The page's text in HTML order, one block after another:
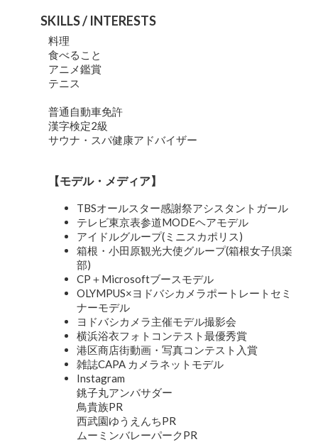
SKILLS / INTERESTS
料理
食べること
アニメ鑑賞
テニス
普通自動車免許
漢字検定2級
サウナ・スパ健康アドバイザー
【モデル・メディア】
TBSオールスター感謝祭アシスタントガール
テレビ東京表参道MODEヘアモデル
アイドルグループ(ミニスカポリス)
箱根・小田原観光大使グループ(箱根女子倶楽
部)
CP＋Microsoftブースモデル
OLYMPUS×ヨドバシカメラポートレートセミ
ナーモデル
ヨドバシカメラ主催モデル撮影会
横浜浴衣フォトコンテスト最優秀賞
港区商店街動画・写真コンテスト入賞
雑誌CAPA カメラネットモデル
Instagram
銚子丸アンバサダー
鳥貴族PR
西武園ゆうえんちPR
ムーミンバレーパークPR